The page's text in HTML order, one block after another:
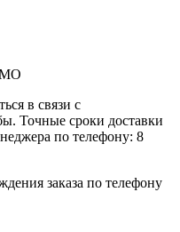
МО
в связи с
Точные сроки доставки
по телефону: 8
заказа по телефону